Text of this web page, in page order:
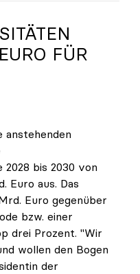
FÜR
anstehenden
2028 bis 2030 von
Euro aus. Das
Euro gegenüber
bzw. einer
drei Prozent. "Wir
wollen den Bogen
der